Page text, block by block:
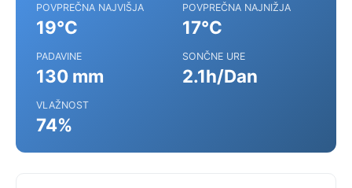
POVPREČNA NAJVIŠJA
19°C
POVPREČNA NAJNIŽJA
17°C
PADAVINE
130 mm
SONČNE URE
2.1h/Dan
VLAŽNOST
74%